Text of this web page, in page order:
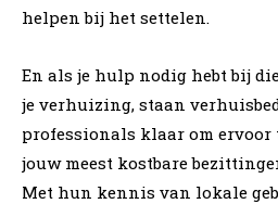
helpen bij het settelen.
En als je hulp nodig hebt bij
je verhuizing, staan
professionals klaar om ervoor
jouw meest kostbare
Met hun kennis van lokale